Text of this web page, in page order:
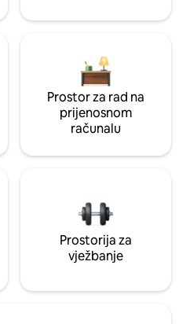
Prostor za rad na
prijenosnom
računalu
Prostorija za
vježbanje